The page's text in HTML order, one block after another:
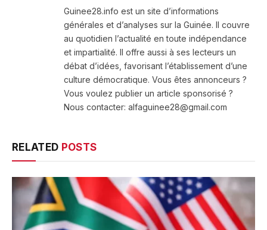
Guinee28.info est un site d’informations
générales et d’analyses sur la Guinée. Il couvre
au quotidien l’actualité en toute indépendance
et impartialité. Il offre aussi à ses lecteurs un
débat d’idées, favorisant l’établissement d’une
culture démocratique. Vous êtes annonceurs ?
Vous voulez publier un article sponsorisé ?
Nous contacter: alfaguinee28@gmail.com
RELATED POSTS